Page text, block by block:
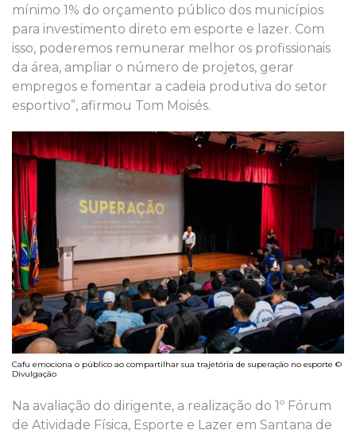
mínimo 1% do orçamento público dos municípios
para investimento direto em esporte e lazer. Com
isso, poderemos remunerar melhor os profissionais
da área, ampliar o número de projetos, gerar
empregos e fomentar a cadeia produtiva do setor
esportivo”, afirmou Tom Moisés.
Cafu emociona o público ao compartilhar sua trajetória de superação no esporte ©
Divulgação
Na avaliação do dirigente, a realização do 1º Fórum
de Atividade Física, Esporte e Lazer em Santana de